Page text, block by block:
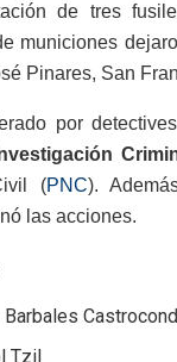
de tres
municiones
Pinares, San
por
(PNC).
las acciones.
Tzil